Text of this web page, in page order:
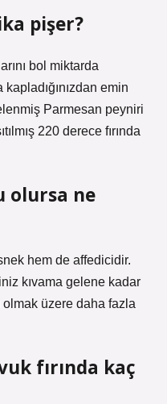
pişer?
bol miktarda
emin
Parmesan peyniri
220 derece fırında
olursa ne
hem de affedicidir.
kıvama gelene kadar
olmak üzere daha fazla
fırında kaç